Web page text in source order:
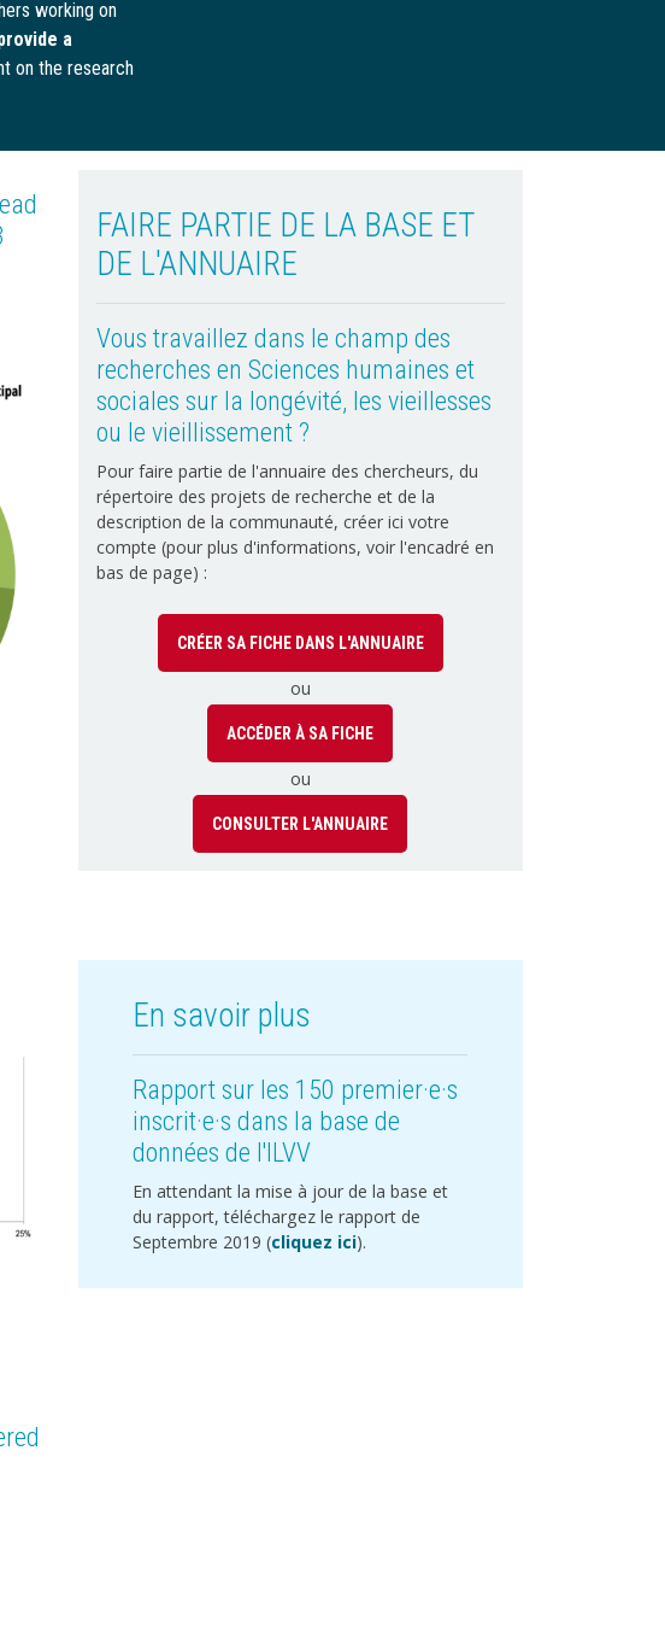
working on
a
on the research
FAIRE PARTIE DE LA BASE ET
DE L'ANNUAIRE
Vous travaillez dans le champ des
recherches en Sciences humaines et
sociales sur la longévité, les vieillesses
ou le vieillissement ?
Pour faire partie de l'annuaire des chercheurs, du
répertoire des projets de recherche et de la
description de la communauté, créer ici votre
compte (pour plus d'informations, voir l'encadré en
bas de page) :
CRÉER SA FICHE DANS L'ANNUAIRE
ou
ACCÉDER À SA FICHE
ou
CONSULTER L'ANNUAIRE
En savoir plus
Rapport sur les 150 premier·e·s
inscrit·e·s dans la base de
données de l'ILVV
En attendant la mise à jour de la base et
du rapport, téléchargez le rapport de
Septembre 2019 (cliquez ici).